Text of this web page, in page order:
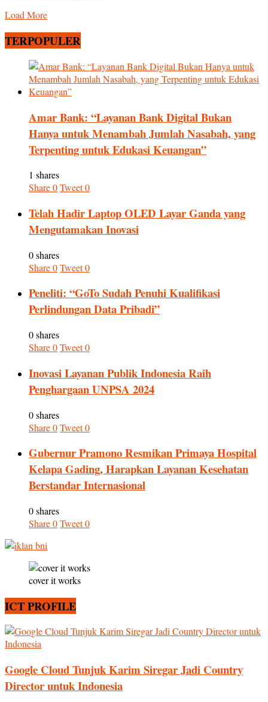
Load More
TERPOPULER
Amar Bank: “Layanan Bank Digital Bukan
Hanya untuk Menambah Jumlah Nasabah, yang
Terpenting untuk Edukasi Keuangan”
1 shares
Share0Tweet0
Telah Hadir Laptop OLED Layar Ganda yang
Mengutamakan Inovasi
0 shares
Share0Tweet0
Peneliti: “GoTo Sudah Penuhi Kualifikasi
Perlindungan Data Pribadi”
0 shares
Share0Tweet0
Inovasi Layanan Publik Indonesia Raih
Penghargaan UNPSA 2024
0 shares
Share0Tweet0
Gubernur Pramono Resmikan Primaya Hospital
Kelapa Gading, Harapkan Layanan Kesehatan
Berstandar Internasional
0 shares
Share0Tweet0
cover it works
ICT PROFILE
Google Cloud Tunjuk Karim Siregar Jadi Country
Director untuk Indonesia